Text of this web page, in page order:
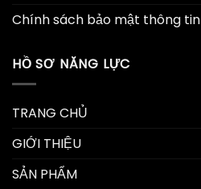
Chính sách bảo mật thông tin
HỒ SƠ NĂNG LỰC
TRANG CHỦ
GIỚI THIỆU
SẢN PHẨM